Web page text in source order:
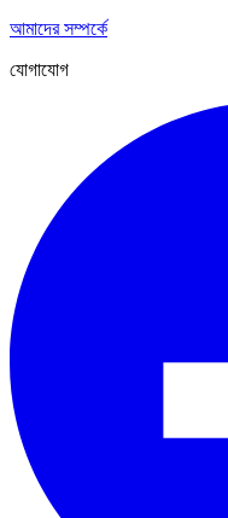
আমাদের সম্পর্কে
যোগাযোগ